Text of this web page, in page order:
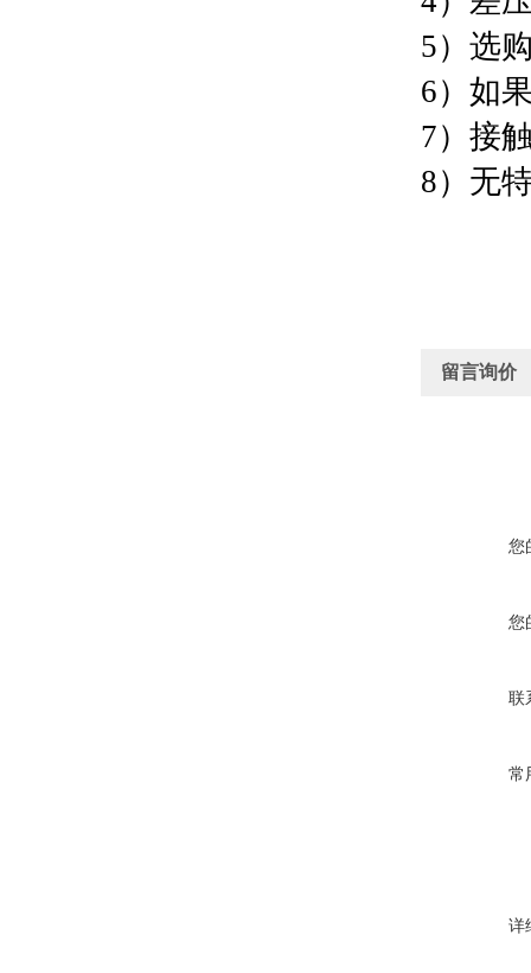
5）选
6）如
7）接
8）无
留言询价
您
您
联
常
详